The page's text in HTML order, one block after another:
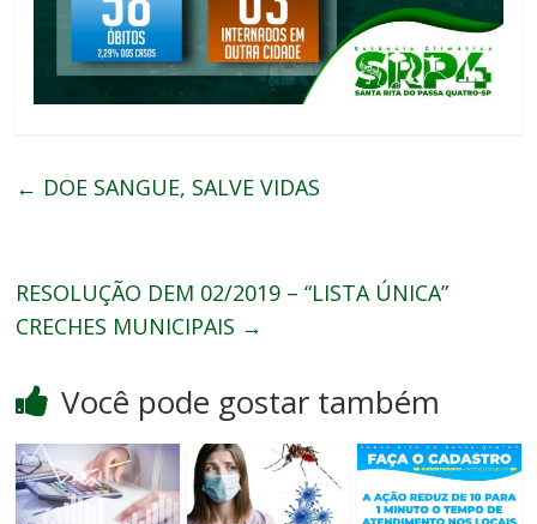
← DOE SANGUE, SALVE VIDAS
RESOLUÇÃO DEM 02/2019 – “LISTA ÚNICA”
CRECHES MUNICIPAIS →
Você pode gostar também